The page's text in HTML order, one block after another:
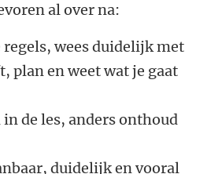
al over na:
regels, wees duidelijk met
plan en weet wat je gaat
in de les, anders onthoud
duidelijk en vooral